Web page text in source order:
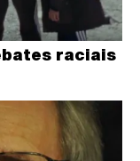
raciais